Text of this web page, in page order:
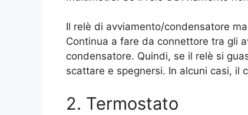
Il relè di avviamento/condensatore
Continua a fare da connettore tra gli
condensatore. Quindi, se il relè si
scattare e spegnersi. In alcuni casi, il
2. Termostato